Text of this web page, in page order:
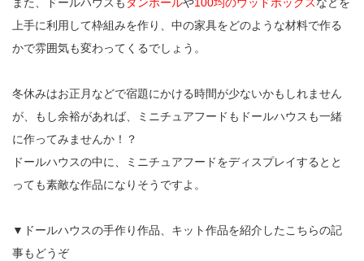
上手に利用して枠組みを作り、中の家具をどのような材料で作る
かで雰囲気も変わってくるでしょう。
冬休みはお正月などで宿題にかける時間が少ないかもしれません
が、もし余裕があれば、ミニチュアフードもドールハウスも一緒
に作ってみませんか！？
ドールハウスの中に、ミニチュアフードをディスプレイするとと
っても素敵な作品になりそうですよ。
▼ドールハウスの手作り作品、キット作品を紹介したこちらの記
事もどうぞ